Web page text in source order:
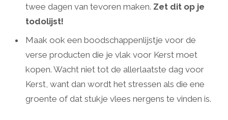
twee dagen van tevoren maken. Zet dit op je
todolijst!
Maak ook een boodschappenlijstje voor de
verse producten die je vlak voor Kerst moet
kopen. Wacht niet tot de allerlaatste dag voor
Kerst, want dan wordt het stressen als die ene
groente of dat stukje vlees nergens te vinden is.